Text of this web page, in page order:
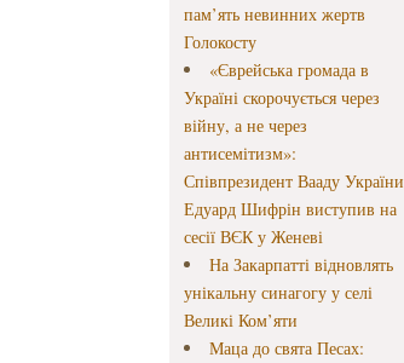
пам’ять невинних жертв
Голокосту
«Єврейська громада в
Україні скорочується через
війну, а не через
антисемітизм»:
Співпрезидент Вааду України
Едуард Шифрін виступив на
сесії ВЄК у Женеві
На Закарпатті відновлять
унікальну синагогу у селі
Великі Ком’яти
Маца до свята Песах: